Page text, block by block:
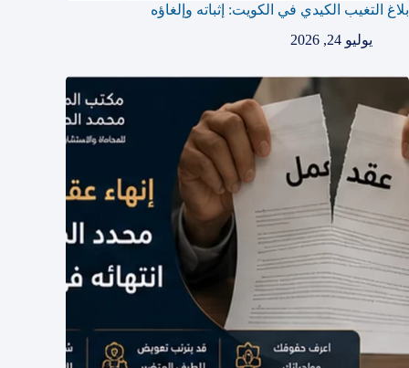
بلاغ التغيب الكيدي في الكويت: إثباته وإلغاؤه
يوليو 24, 2026